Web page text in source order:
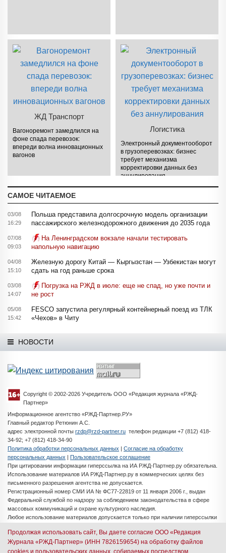
ЖД Транспорт
Вагоноремонт замедлился на
фоне спада перевозок:
впереди волна инновационных
вагонов
Логистика
Электронный документооборот
в грузоперевозках: бизнес
требует механизма
корректировки данных без
аннулирования
САМОЕ ЧИТАЕМОЕ
03/08
16:29
Польша представила долгосрочную модель организации
пассажирского железнодорожного движения до 2035 года
07/08
09:03
На Ленинградском вокзале начали тестировать
напольную навигацию
04/08
15:10
Железную дорогу Китай — Кыргызстан — Узбекистан могут
сдать на год раньше срока
03/08
14:07
Погрузка на РЖД в июле: еще не спад, но уже почти и
не рост
05/08
15:42
FESCO запустила регулярный контейнерный поезд из ТЛК
«Чехов» в Читу
НОВОСТИ
Copyright © 2002-2026 Учредитель ООО «Редакция журнала «РЖД-
Партнер»
Информационное агентство «РЖД-Партнер.РУ»
Главный редактор Ретюнин А.С.
адрес электронной почты rzdp@rzd-partner.ru телефон редакции +7 (812) 418-
34-92; +7 (812) 418-34-90
Политика обработки персональных данных | Согласие на обработку
персональных данных | Пользовательское соглашение
При цитировании информации гиперссылка на ИА РЖД-Партнер.ру обязательна.
Использование материалов ИА РЖД-Партнер.ру в коммерческих целях без
письменного разрешения агентства не допускается.
Регистрационный номер СМИ ИА № ФС77-22819 от 11 января 2006 г., выдан
Федеральной службой по надзору за соблюдением законодательства в сфере
массовых коммуникаций и охране культурного наследия.
Любое использование материалов допускается только при наличии гиперссылки
Разработка сайта -iMedia Solutions
Продолжая использовать сайт, Вы даете согласие ООО «Редакция
Журнала «РЖД-Партнер» (ИНН 7826159654) на обработку файлов
cookies и пользовательских данных, собираемых посредством